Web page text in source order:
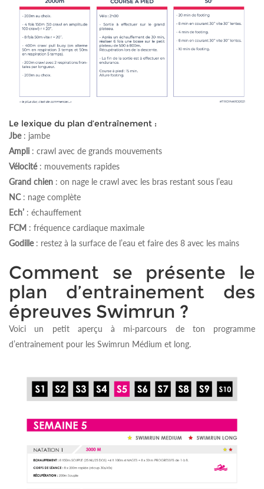
Le lexique du plan d’entraînement :
Jbe: jambe
Ampli : crawl avec de grands mouvements
Vélocité: mouvements rapides
Grand chien : on nage le crawl avec les bras restant sous l’eau
NC: nage complète
Ech’ : échauffement
FCM : fréquence cardiaque maximale
Godille: restez à la surface de l’eau et faire des 8 avec les mains
Comment se présente le
plan d’entrainement des
épreuves Swimrun ?
Voici un petit aperçu à mi-parcours de ton programme
d’entrainement pour les Swimrun Médium et long.